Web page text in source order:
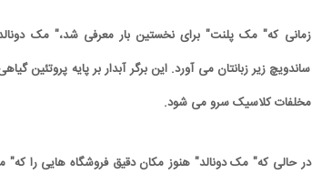
زمانی که" مک پلنت" برای نخستین بار معرفی شد،" مک
ساندویچ زیر زبانتان می آورد. این برگر آبدار بر پایه
مخلفات کلاسیک سرو می شود.
در حالی که" مک دونالد" هنوز مکان دقیق فروشگاه هایی را که"